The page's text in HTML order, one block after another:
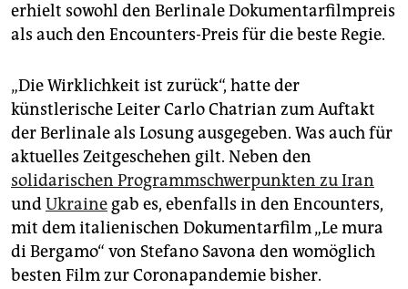
erhielt sowohl den Berlinale Dokumentarfilmpreis
als auch den Encounters-Preis für die beste Regie.
„Die Wirklichkeit ist zurück“, hatte der
künstlerische Leiter Carlo Chatrian zum Auftakt
der Berlinale als Losung ausgegeben. Was auch für
aktuelles Zeitgeschehen gilt. Neben den
solidarischen Programmschwerpunkten zu Iran
undUkraine gab es, ebenfalls in den Encounters,
mit dem italienischen Dokumentarfilm „Le mura
di Bergamo“ von Stefano Savona den womöglich
besten Film zur Coronapandemie bisher.